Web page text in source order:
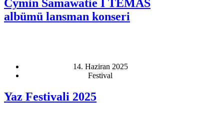
Cymin Samawatie I TEMAS
albümü lansman konseri
14. Haziran 2025
Festival
Yaz Festivali 2025